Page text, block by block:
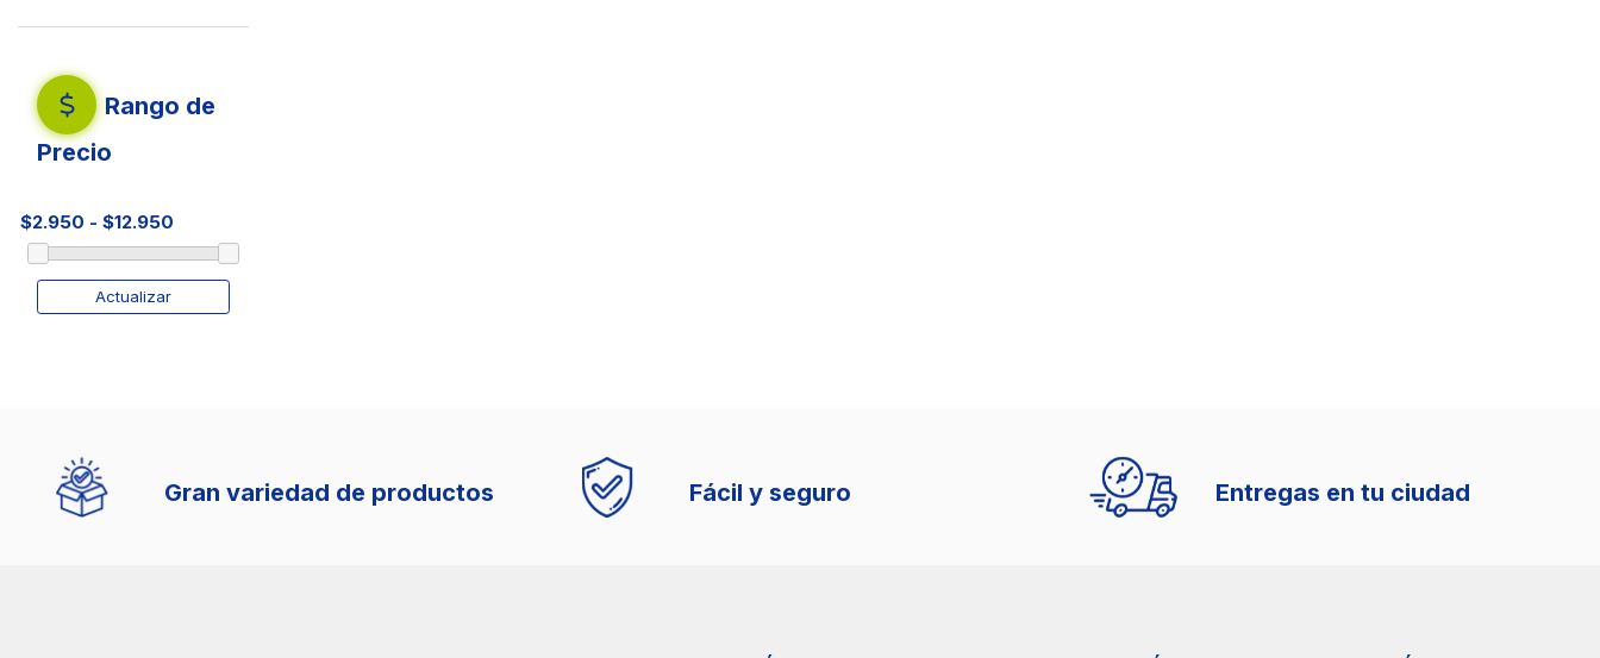
Rango de
Precio
Actualizar
Gran variedad de productos Fácil y seguro Entregas en tu ciudad